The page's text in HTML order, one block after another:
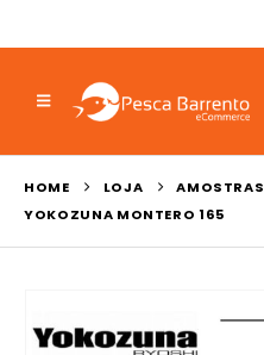
HOME LOJA AMOSTRAS
YOKOZUNA MONTERO 165